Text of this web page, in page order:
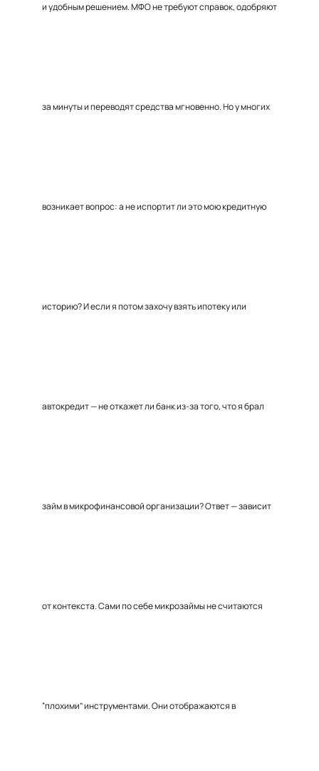
и удобным решением. МФО не требуют справок, одобряют
за минуты и переводят средства мгновенно. Но у многих
возникает вопрос: а не испортит ли это мою кредитную
историю? И если я потом захочу взять ипотеку или
автокредит — не откажет ли банк из-за того, что я брал
займ в микрофинансовой организации? Ответ — зависит
от контекста. Сами по себе микрозаймы не считаются
“плохими” инструментами. Они отображаются в